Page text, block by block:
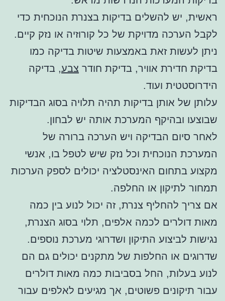
ראשית, יש להשלים בדיקות בצנרת הנוכחית כדי
לקבל הערכה מדויקת של כל קורוזיה או נזק קיים.
ניתן לעשות זאת באמצעות שיטות בדיקה כמו
בדיקת חדירת אוויר, בדיקת חודר צבע, בדיקה
הידרוסטטית ועוד.
עלותן של אותן בדיקות תהיה תלויה בסוג הבדיקות
שבוצעו ובהיקף המערכת אותה יש לבחון.
לאחר סיום הבדיקה ויש הערכה ברורה של
המערכת הנוכחית וכל נזק שיש לטפל בו, אנשי
מקצוע בתחום האינסטלציה יכולים לספק הערכות
תמחור לתיקון או החלפה.
אם צריך להחליף צנרת, זה יכול לנוע בין כמה
מאות דולרים לכמה אלפים, תלוי בסוג הצנרת,
נגישות לביצוע התיקון ושדרוגי מערכת נוספים.
שדרוגים או החלפות של מתקנים יכולים גם הם
לנוע בעלות, החל בסביבות כמה מאות דולרים
עבור תיקונים פשוטים, אך מגיעים לאלפים עבור